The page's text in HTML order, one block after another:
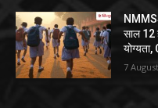
साल 12
7